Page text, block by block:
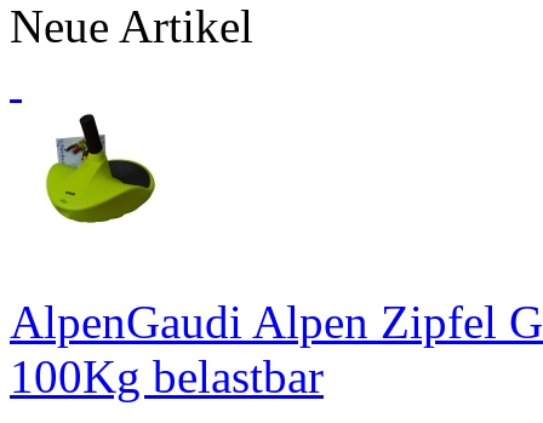
Neue Artikel
AlpenGaudi Alpen Zipfel
100Kg belastbar